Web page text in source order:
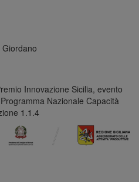
Innovazione Sicilia, evento
Nazionale Capacità
1.1.4